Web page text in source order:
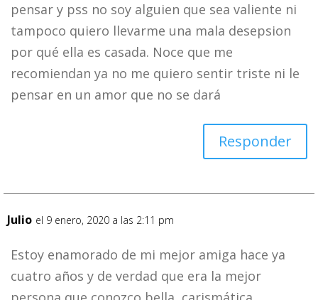
pensar y pss no soy alguien que sea valiente ni
tampoco quiero llevarme una mala desepsion
por qué ella es casada. Noce que me
recomiendan ya no me quiero sentir triste ni le
pensar en un amor que no se dará
Responder
Julio el 9 enero, 2020 a las 2:11 pm
Estoy enamorado de mi mejor amiga hace ya
cuatro años y de verdad que era la mejor